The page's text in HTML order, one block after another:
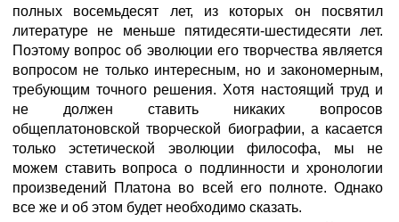
полных восемьдесят лет, из которых он посвятил
литературе не меньше пятидесяти-шестидесяти лет.
Поэтому вопрос об эволюции его творчества является
вопросом не только интересным, но и закономерным,
требующим точного решения. Хотя настоящий труд и
не должен ставить никаких вопросов
общеплатоновской творческой биографии, а касается
только эстетической эволюции философа, мы не
можем ставить вопроса о подлинности и хронологии
произведений Платона во всей его полноте. Однако
все же и об этом будет необходимо сказать.